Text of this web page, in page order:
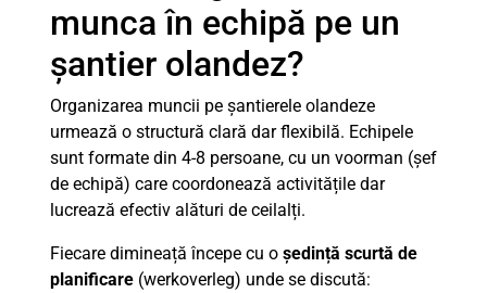
munca în echipă pe un
șantier olandez?
Organizarea muncii pe șantierele olandeze
urmează o structură clară dar flexibilă. Echipele
sunt formate din 4-8 persoane, cu un voorman (șef
de echipă) care coordonează activitățile dar
lucrează efectiv alături de ceilalți.
Fiecare dimineață începe cu o ședință scurtă de
planificare (werkoverleg) unde se discută: